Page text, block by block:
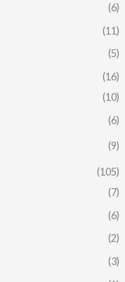
(6)
(11)
(5)
(16)
(10)
(6)
(9)
(105)
(7)
(6)
(2)
(3)